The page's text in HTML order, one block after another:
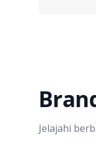
Jelajahi